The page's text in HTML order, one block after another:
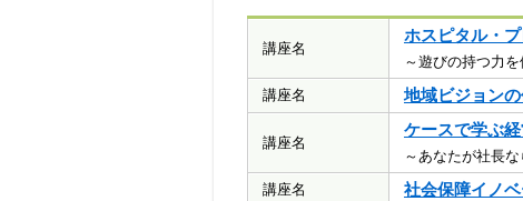
講座名
ホスピタル・プ
～遊びの持つ力
講座名
地域ビジョン
講座名
ケースで学ぶ
～あなたが社長
講座名
社会保障イノ